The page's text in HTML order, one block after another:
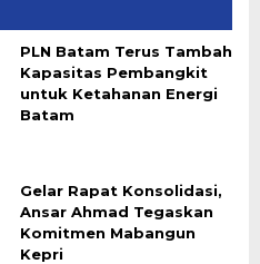
PLN Batam Terus Tambah
Kapasitas Pembangkit
untuk Ketahanan Energi
Batam
Gelar Rapat Konsolidasi,
Ansar Ahmad Tegaskan
Komitmen Mabangun
Kepri